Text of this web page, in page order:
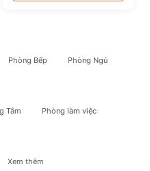
Phòng Bếp Phòng Ngủ
Tắm Phòng làm việc
Xem thêm